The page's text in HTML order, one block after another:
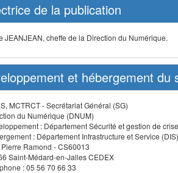
de la publication
JEANJEAN, cheffe de la Direction du Numérique.
et hébergement du
MCTRCT - Secrétariat Général (SG)
du Numérique (DNUM)
: Département Sécurité et gestion de
: Département Infrastructure et Service (DIS)
Ramond - CS60013
Saint-Médard-en-Jalles CEDEX
: 05 56 70 66 33